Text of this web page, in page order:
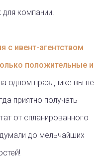
компании.
с ивент-агентством
положительные и
одном празднике вы не
приятно получать
от спланированного
до мельчайших